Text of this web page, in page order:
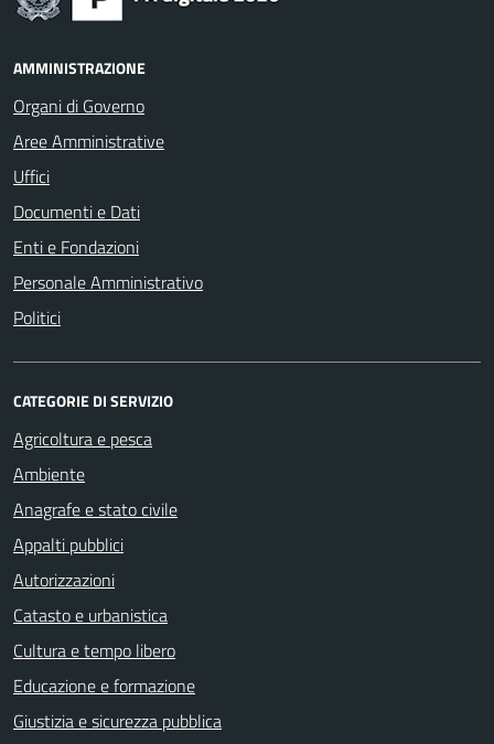
AMMINISTRAZIONE
Organi di Governo
Aree Amministrative
Uffici
Documenti e Dati
Enti e Fondazioni
Personale Amministrativo
Politici
CATEGORIE DI SERVIZIO
Agricoltura e pesca
Ambiente
Anagrafe e stato civile
Appalti pubblici
Autorizzazioni
Catasto e urbanistica
Cultura e tempo libero
Educazione e formazione
Giustizia e sicurezza pubblica